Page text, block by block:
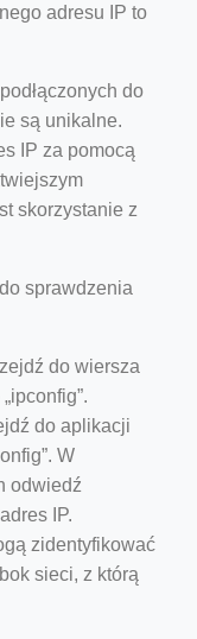
adresu IP to
do
są unikalne.
IP za pomocą
skorzystanie z
sprawdzenia
do wiersza
do aplikacji
W
odwiedź
IP.
zidentyfikować
sieci, z którą